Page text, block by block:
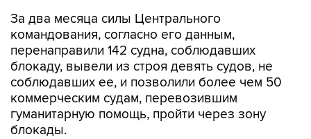
За два месяца силы Центрального
командования, согласно его данным,
перенаправили 142 судна, соблюдавших
блокаду, вывели из строя девять судов, не
соблюдавших ее, и позволили более чем 50
коммерческим судам, перевозившим
гуманитарную помощь, пройти через зону
блокады.